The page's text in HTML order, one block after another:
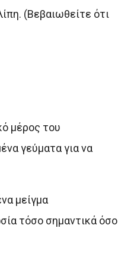
(Βεβαιωθείτε ότι
μέρος του
γεύματα για να
μείγμα
τόσο σημαντικά όσο